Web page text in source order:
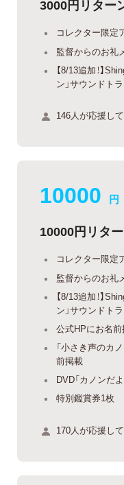
3000円リター
コレクター限定
監督からのお礼
【8/13追加！】
ン」サウンドト
146人が応援して
10000 円
10000円リタ
コレクター限定
監督からのお礼
【8/13追加！】
ン」サウンドト
公式HPにお名
「小さき声のカ
前掲載
DVD「カノンだ
特別鑑賞券1枚
170人が応援して